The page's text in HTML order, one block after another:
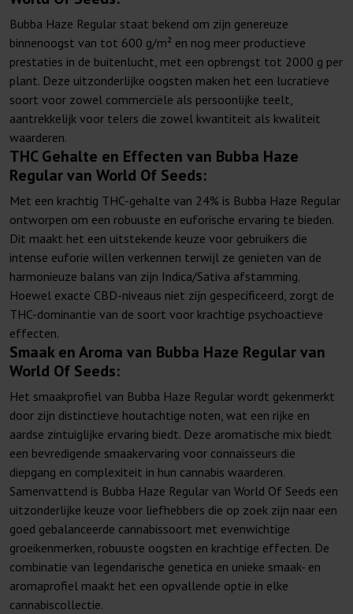
Bubba Haze Regular staat bekend om zijn genereuze
binnenoogst van tot 600 g/m² en nog meer productieve
prestaties in de buitenlucht, met een opbrengst tot 2000 g per
plant. Deze uitzonderlijke oogsten maken het een lucratieve
soort voor zowel commerciële als persoonlijke teelt,
aantrekkelijk voor telers die zowel kwantiteit als kwaliteit
waarderen.
THC Gehalte en Effecten van Bubba Haze
Regular van World Of Seeds:
Met een krachtig THC-gehalte van 24% is Bubba Haze Regular
ontworpen om een robuuste en euforische ervaring te bieden.
Dit maakt het een uitstekende keuze voor gebruikers die
intense euforie willen verkennen terwijl ze genieten van de
harmonieuze balans van zijn Indica/Sativa afstamming.
Hoewel exacte CBD-niveaus niet zijn gespecificeerd, zorgt de
THC-dominantie van de soort voor krachtige psychoactieve
effecten.
Smaak en Aroma van Bubba Haze Regular van
World Of Seeds:
Het smaakprofiel van Bubba Haze Regular wordt gekenmerkt
door zijn distinctieve houtachtige noten, wat een rijke en
aardse zintuiglijke ervaring biedt. Deze aromatische mix biedt
een bevredigende smaakervaring voor connaisseurs die
diepgang en complexiteit in hun cannabis waarderen.
Samenvattend is Bubba Haze Regular van World Of Seeds een
uitzonderlijke keuze voor liefhebbers die op zoek zijn naar een
goed gebalanceerde cannabissoort met evenwichtige
groeikenmerken, robuuste oogsten en krachtige effecten. De
combinatie van legendarische genetica en unieke smaak- en
aromaprofiel maakt het een opvallende optie in elke
cannabiscollectie.